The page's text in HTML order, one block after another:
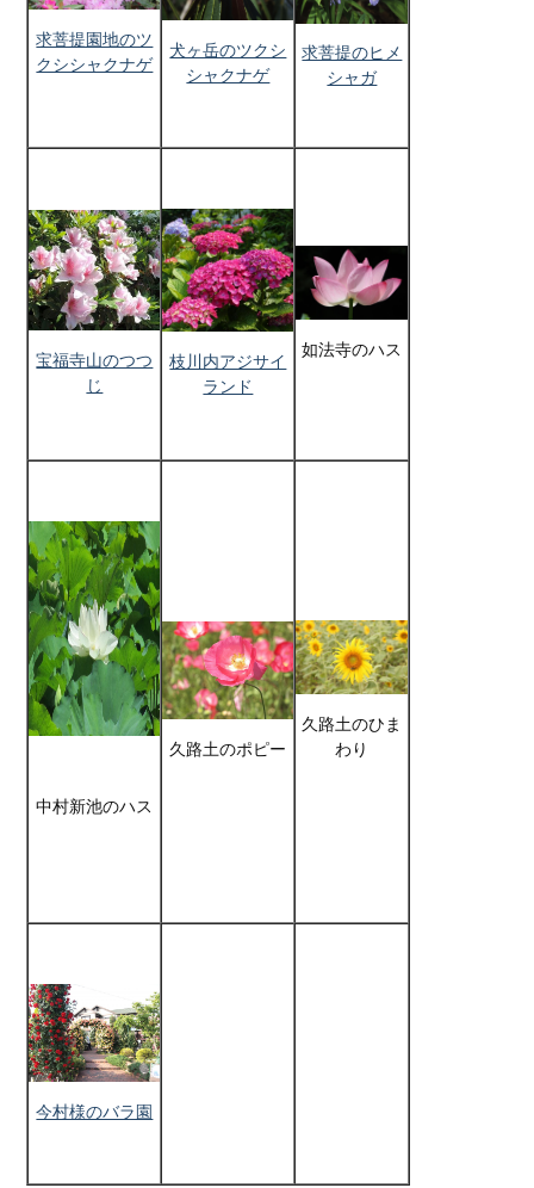
求菩提園地のツ
クシシャクナゲ
犬ヶ岳のツクシ
シャクナゲ
求菩提のヒメ
シャガ
宝福寺山のつつ
じ
枝川内アジサイ
ランド
如法寺のハス
中村新池のハス
久路土のポピー
久路土のひま
わり
今村様のバラ園